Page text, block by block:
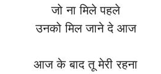
जो ना मिले पहले
उनको मिल जाने दे आज
आज के बाद तू मेरी रहना